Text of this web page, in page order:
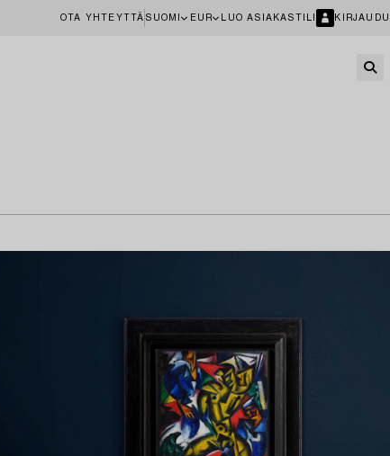
OTA YHTEYTTÄ SUOMI EUR LUO ASIAKASTILI KIRJAUDU